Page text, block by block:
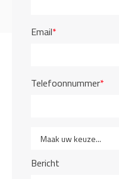
Email*
Telefoonnummer*
Bericht